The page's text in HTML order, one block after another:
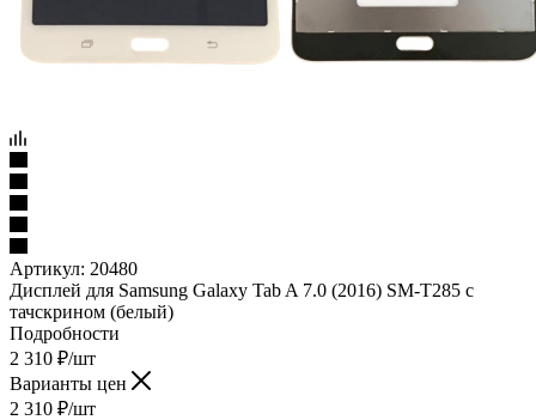
Артикул: 20480
Дисплей для Samsung Galaxy Tab A 7.0 (2016) SM-T285 c
тачскрином (белый)
Подробности
2 310 ₽/шт
Варианты цен
2 310 ₽/шт